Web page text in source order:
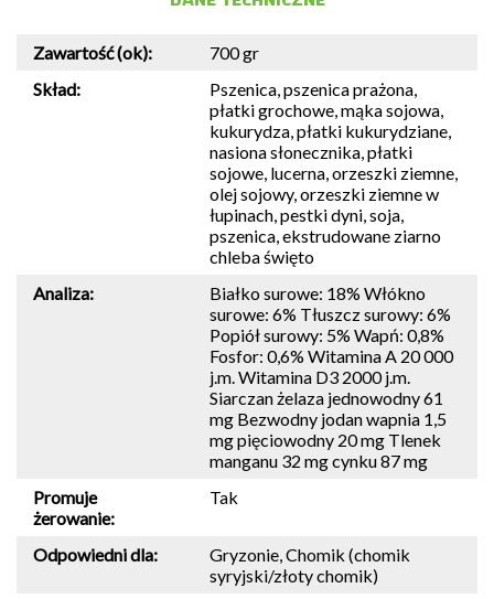
Zawartość (ok):
700 gr
Skład:
Pszenica, pszenica prażona,
płatki grochowe, mąka sojowa,
kukurydza, płatki kukurydziane,
nasiona słonecznika, płatki
sojowe, lucerna, orzeszki ziemne,
olej sojowy, orzeszki ziemne w
łupinach, pestki dyni, soja,
pszenica, ekstrudowane ziarno
chleba święto
Analiza:
Białko surowe: 18% Włókno
surowe: 6% Tłuszcz surowy: 6%
Popiół surowy: 5% Wapń: 0,8%
Fosfor: 0,6% Witamina A 20 000
j.m. Witamina D3 2000 j.m.
Siarczan żelaza jednowodny 61
mg Bezwodny jodan wapnia 1,5
mg pięciowodny 20 mg Tlenek
manganu 32 mg cynku 87 mg
Promuje
żerowanie:
Tak
Odpowiedni dla:
Gryzonie, Chomik (chomik
syryjski/złoty chomik)